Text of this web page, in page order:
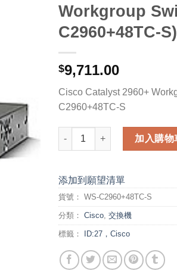
Workgroup
C2960+48TC-S)
$9,711.00
Cisco Catalyst 2960+
C2960+48TC-S
Cisco Catalyst 2960+
加入購物
添加到願望清單
貨號： WS-C2960+48TC-S
分類： Cisco 交換機
標籤： ID:27，Cisco